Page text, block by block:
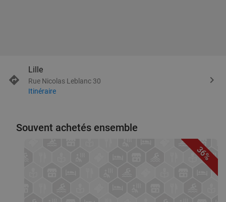
Lille
Rue Nicolas Leblanc 30
Itinéraire
Souvent achetés ensemble
36%